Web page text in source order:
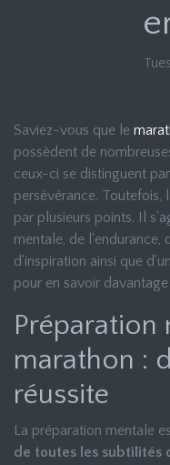
Saviez-vous que le
possèdent de
ceux-ci se distinguent
persévérance. Toutefois,
par plusieurs points. Il
mentale, de l'endurance,
d'inspiration ainsi que
pour en savoir davantage
Préparation
marathon :
réussite
La préparation mentale
de toutes les subtilités